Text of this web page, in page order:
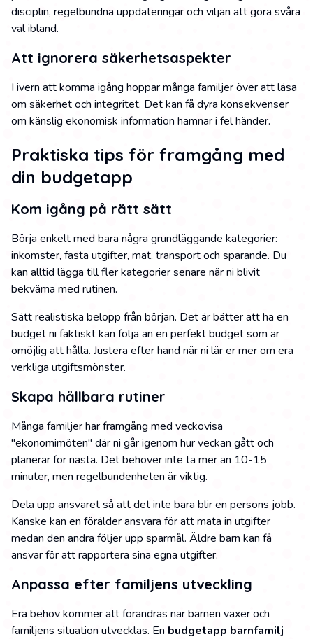
disciplin, regelbundna uppdateringar och viljan att göra svåra
val ibland.
Att ignorera säkerhetsaspekter
I ivern att komma igång hoppar många familjer över att läsa
om säkerhet och integritet. Det kan få dyra konsekvenser
om känslig ekonomisk information hamnar i fel händer.
Praktiska tips för framgång med
din budgetapp
Kom igång på rätt sätt
Börja enkelt med bara några grundläggande kategorier:
inkomster, fasta utgifter, mat, transport och sparande. Du
kan alltid lägga till fler kategorier senare när ni blivit
bekväma med rutinen.
Sätt realistiska belopp från början. Det är bätter att ha en
budget ni faktiskt kan följa än en perfekt budget som är
omöjlig att hålla. Justera efter hand när ni lär er mer om era
verkliga utgiftsmönster.
Skapa hållbara rutiner
Många familjer har framgång med veckovisa
"ekonomimöten" där ni går igenom hur veckan gått och
planerar för nästa. Det behöver inte ta mer än 10-15
minuter, men regelbundenheten är viktig.
Dela upp ansvaret så att det inte bara blir en persons jobb.
Kanske kan en förälder ansvara för att mata in utgifter
medan den andra följer upp sparmål. Äldre barn kan få
ansvar för att rapportera sina egna utgifter.
Anpassa efter familjens utveckling
Era behov kommer att förändras när barnen växer och
familjens situation utvecklas. En budgetapp barnfamilj